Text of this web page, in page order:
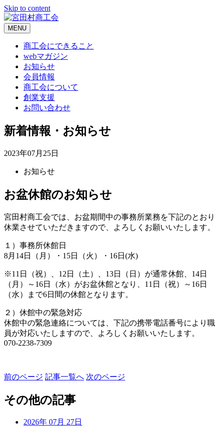
Skip to content
MENU
商工会にできること
webマガジン
お知らせ
会員情報
商工会について
創業支援
お問い合わせ
新着情報・お知らせ
2023年07月25日
お知らせ
お盆休館のお知らせ
宮田村商工会では、お盆期間中の事務所業務を下記のとおり
休業させていただきますので、よろしくお願いいたします。
１）事務所休館日
8月14日（月）・15日（火）・16日(水)
※11日（祝）、12日（土）、13日（日）が通常休館、14日
（月）～16日（水）がお盆休館となり、11日（祝）～16日
（水）まで6日間の休館となります。
２）休館中の緊急対応
休館中の緊急連絡については、下記の携帯電話番号により職
員が対応いたしますので、よろしくお願いいたします。
070-2238-7309
前のページ 記事一覧へ 次のページ
その他の記事
2026年 07月 27日